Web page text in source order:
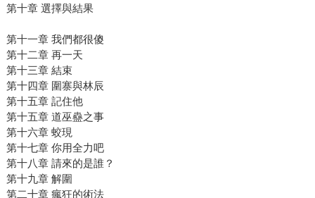
第十章 選擇與結果
第十一章 我們都很傻
第十二章 再一天
第十三章 結束
第十四章 圍寨與林辰
第十五章 記住他
第十五章 道巫蠱之事
第十六章 蛟現
第十七章 你用全力吧
第十八章 請來的是誰？
第十九章 解圍
第二十章 瘋狂的術法